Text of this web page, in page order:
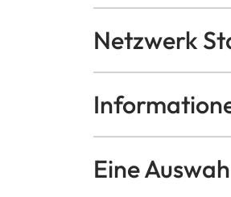
Netzwerk
Eine